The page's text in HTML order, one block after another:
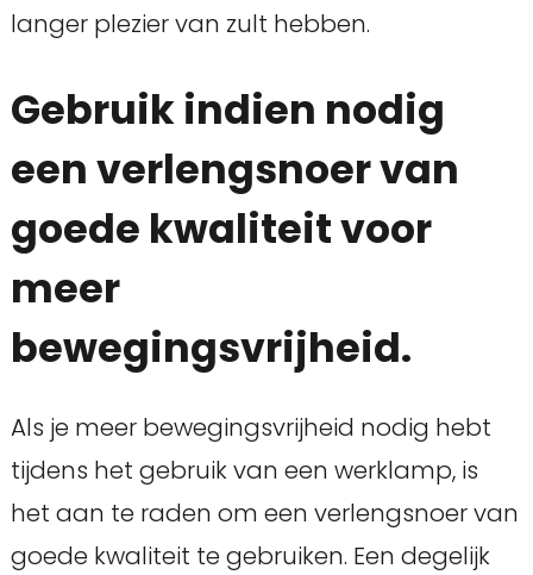
langer plezier van zult hebben.
Gebruik indien nodig
een verlengsnoer van
goede kwaliteit voor
meer
bewegingsvrijheid.
Als je meer bewegingsvrijheid nodig hebt
tijdens het gebruik van een werklamp, is
het aan te raden om een verlengsnoer van
goede kwaliteit te gebruiken. Een degelijk